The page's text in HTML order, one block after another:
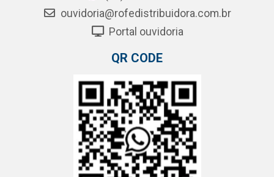
ouvidoria@rofedistribuidora.com.br
Portal ouvidoria
QR CODE